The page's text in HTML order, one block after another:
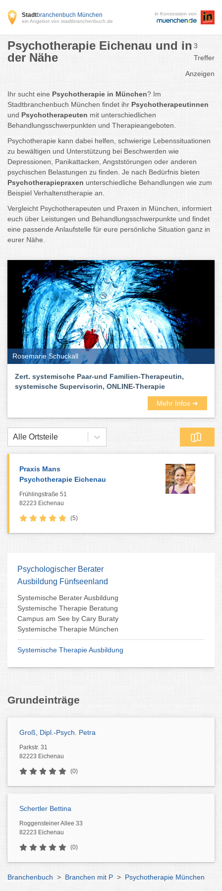
Stadtbranchenbuch München
ein Angebot von stadtbranchenbuch.de
in Konzession von
Psychotherapie Eichenau und in
der Nähe
3
Treffer
Anzeigen
Ihr sucht eine Psychotherapie in München? Im
Stadtbranchenbuch München findet ihr Psychotherapeutinnen
und Psychotherapeuten mit unterschiedlichen
Behandlungsschwerpunkten und Therapieangeboten.
Psychotherapie kann dabei helfen, schwierige Lebenssituationen
zu bewältigen und Unterstützung bei Beschwerden wie
Depressionen, Panikattacken, Angststörungen oder anderen
psychischen Belastungen zu finden. Je nach Bedürfnis bieten
Psychotherapiepraxen unterschiedliche Behandlungen wie zum
Beispiel Verhaltenstherapie an.
Vergleicht Psychotherapeuten und Praxen in München, informiert
euch über Leistungen und Behandlungsschwerpunkte und findet
eine passende Anlaufstelle für eure persönliche Situation ganz in
eurer Nähe.
Rosemarie Schuckall
Zert. systemische Paar-und Familien-Therapeutin,
systemische Supervisorin, ONLINE-Therapie
Mehr Infos ➜
Alle Ortsteile
Praxis Mans
Psychotherapie Eichenau
Frühlingstraße 51
82223 Eichenau
(5)
Psychologischer Berater
Ausbildung Fünfseenland
Systemische Berater Ausbildung
Systemische Therapie Beratung
Campus am See by Cary Buraty
Systemische Therapie München
Systemische Therapie Ausbildung
Grundeinträge
Groß, Dipl.-Psych. Petra
Parkstr. 31
82223 Eichenau
(0)
Schertler Bettina
Roggensteiner Allee 33
82223 Eichenau
(0)
Branchenbuch > Branchen mit P > Psychotherapie München